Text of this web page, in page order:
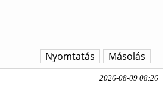
Másolás
Nyomtatás
2026-08-09 08:26